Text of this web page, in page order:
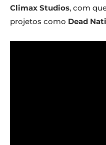
Climax Studios, com
projetos como Dead